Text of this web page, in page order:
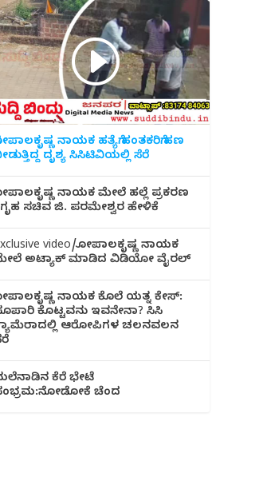
ನಾಯಕ ಹತ್ಯೆಗೆ ಹಂತಕರಿಗೆ ಹಣ
ದೃಶ್ಯ ಸಿಸಿಟಿವಿಯಲ್ಲಿ ಸೆರೆ
ನಾಯಕ ಮೇಲೆ ಹಲ್ಲೆ ಪ್ರಕರಣ
ಸಚಿವ ಜಿ. ಪರಮೇಶ್ವರ ಹೇಳಿಕೆ
video/ಗೋಪಾಲಕೃಷ್ಣ ನಾಯಕ
ಅಟ್ಯಾಕ್ ಮಾಡಿದ ವಿಡಿಯೋ ವೈರಲ್
ನಾಯಕ ಕೊಲೆ ಯತ್ನ ಕೇಸ್:
ಕೊಟ್ಟವನು ಇವನೇನಾ? ಸಿಸಿ
ಆರೋಪಿಗಳ ಚಲನವಲನ
ಕೆರೆ ಭೇಟೆ
ಚೆಂದ